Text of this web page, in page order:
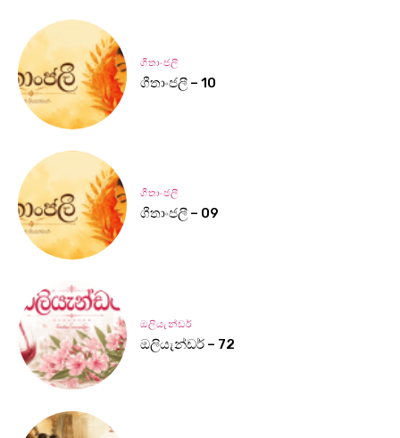
ගීතාංජලී
ගීතාංජලී – 10
ගීතාංජලී
ගීතාංජලී – 09
ඔලියැන්ඩර්
ඔලියැන්ඩර් – 72